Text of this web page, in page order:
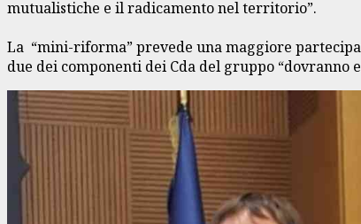
mutualistiche e il radicamento nel territorio”.
La “mini-riforma” prevede una maggiore
due dei componenti dei Cda del gruppo “dovranno